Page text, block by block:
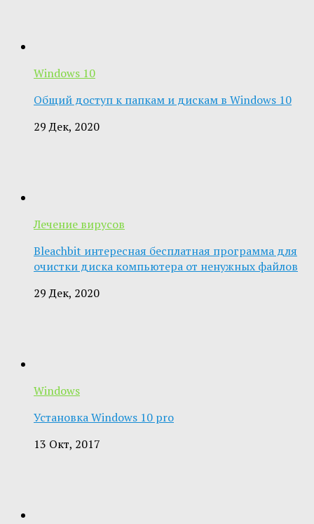
Windows 10
Общий доступ к папкам и дискам в Windows 10
29 Дек, 2020
Лечение вирусов
Bleachbit интересная бесплатная программа для
очистки диска компьютера от ненужных файлов
29 Дек, 2020
Windows
Установка Windows 10 pro
13 Окт, 2017